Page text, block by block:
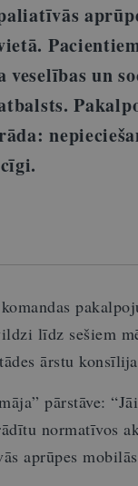
veselības un
līdz sešiem
ārstu
pārstāve:
normatīvos
aprūpes